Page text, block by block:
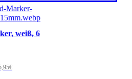
weiß, 6
€